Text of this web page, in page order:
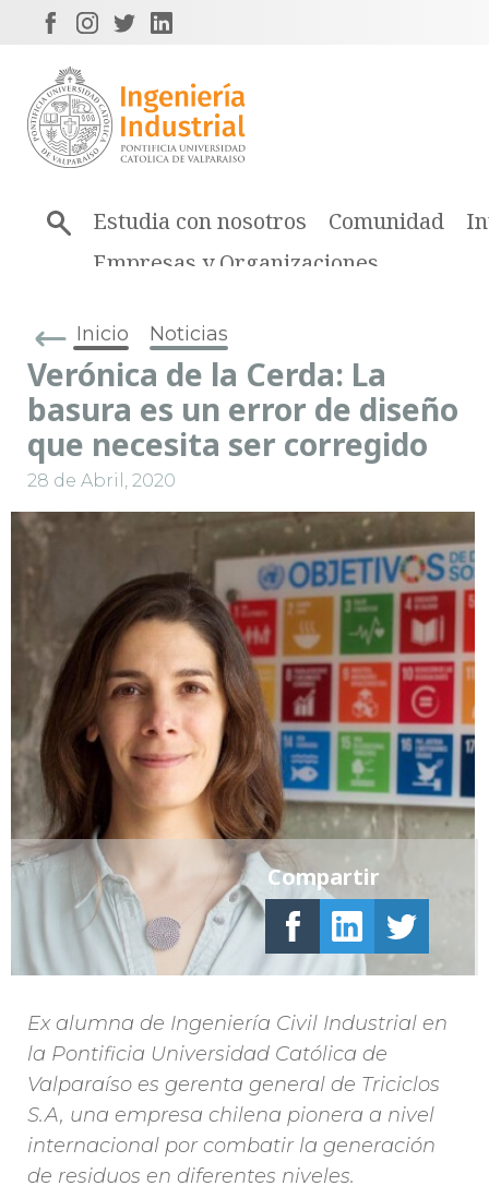
Estudia con nosotros Comunidad
Empresas y Organizaciones
Inicio Noticias
Verónica de la Cerda: La
basura es un error de diseño
que necesita ser corregido
28 de Abril, 2020
Ex alumna de Ingeniería Civil Industrial en
la Pontificia Universidad Católica de
Valparaíso es gerenta general de Triciclos
S.A, una empresa chilena pionera a nivel
internacional por combatir la generación
de residuos en diferentes niveles.
Compartir